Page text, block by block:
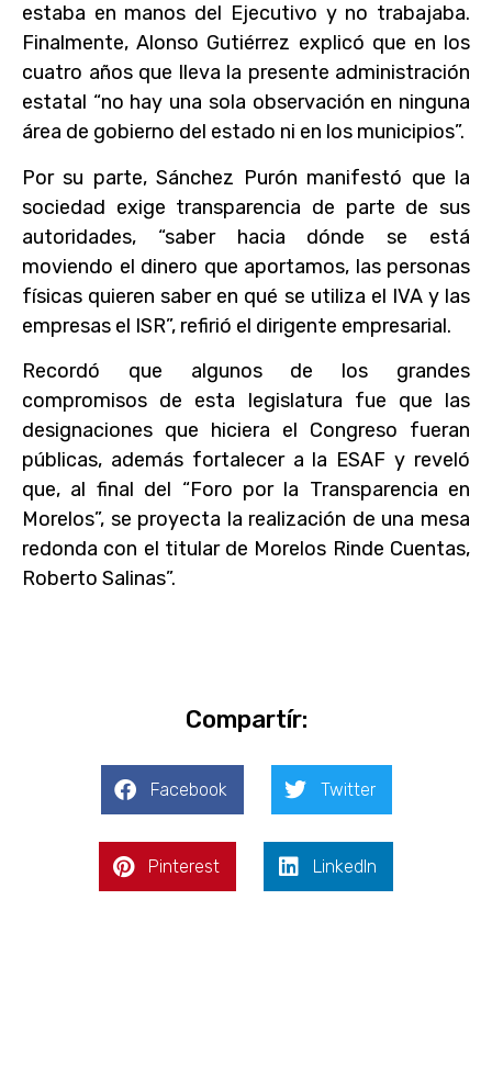
estaba en manos del Ejecutivo y no trabajaba.
Finalmente, Alonso Gutiérrez explicó que en los
cuatro años que lleva la presente administración
estatal “no hay una sola observación en ninguna
área de gobierno del estado ni en los municipios”.
Por su parte, Sánchez Purón manifestó que la
sociedad exige transparencia de parte de sus
autoridades, “saber hacia dónde se está
moviendo el dinero que aportamos, las personas
físicas quieren saber en qué se utiliza el IVA y las
empresas el ISR”, refirió el dirigente empresarial.
Recordó que algunos de los grandes
compromisos de esta legislatura fue que las
designaciones que hiciera el Congreso fueran
públicas, además fortalecer a la ESAF y reveló
que, al final del “Foro por la Transparencia en
Morelos”, se proyecta la realización de una mesa
redonda con el titular de Morelos Rinde Cuentas,
Roberto Salinas”.
Compartír:
Facebook Twitter
Pinterest LinkedIn